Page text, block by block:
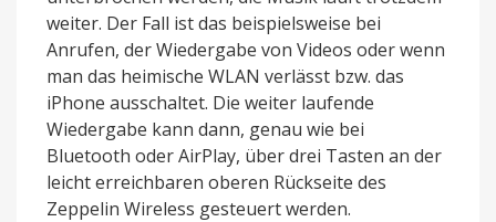
weiter. Der Fall ist das beispielsweise bei
Anrufen, der Wiedergabe von Videos oder wenn
man das heimische WLAN verlässt bzw. das
iPhone ausschaltet. Die weiter laufende
Wiedergabe kann dann, genau wie bei
Bluetooth oder AirPlay, über drei Tasten an der
leicht erreichbaren oberen Rückseite des
Zeppelin Wireless gesteuert werden.